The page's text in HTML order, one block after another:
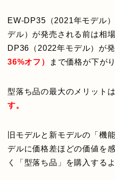
EW-DP35（2021年モデル
デル）が発売される前は相
DP36（2022年モデル）が
36%オフ）
まで価格が下が
型落ち品の最大のメリット
す。
旧モデルと新モデルの「機
デルに価格差ほどの価値を
く「型落ち品」を購入する